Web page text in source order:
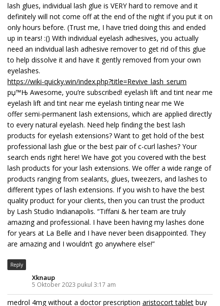
lash glues, individual lash glue is VERY hard to remove and it
definitely will not come off at the end of the night if you put it on
only hours before. (Trust me, I have tried doing this and ended
up in tears! :() With individual eyelash adhesives, you actually
need an individual lash adhesive remover to get rid of this glue
to help dissolve it and have it gently removed from your own
eyelashes.
https://wiki-quicky.win/index.php?title=Revive_lash_serum
рџ™Њ Awesome, you’re subscribed! eyelash lift and tint near me
eyelash lift and tint near me eyelash tinting near me We
offer semi-permanent lash extensions, which are applied directly
to every natural eyelash. Need help finding the best lash
products for eyelash extensions? Want to get hold of the best
professional lash glue or the best pair of c-curl lashes? Your
search ends right here! We have got you covered with the best
lash products for your lash extensions. We offer a wide range of
products ranging from sealants, glues, tweezers, and lashes to
different types of lash extensions. If you wish to have the best
quality product for your clients, then you can trust the product
by Lash Studio Indianapolis. “Tiffani & her team are truly
amazing and professional. I have been having my lashes done
for years at La Belle and I have never been disappointed. They
are amazing and I wouldn’t go anywhere else!”
Reply
Xknaup
5 Oktober 2023 pukul 3:17 am
medrol 4mg without a doctor prescription aristocort tablet buy